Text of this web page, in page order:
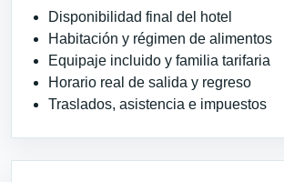
Disponibilidad final del hotel
Habitación y régimen de alimentos
Equipaje incluido y familia tarifaria
Horario real de salida y regreso
Traslados, asistencia e impuestos